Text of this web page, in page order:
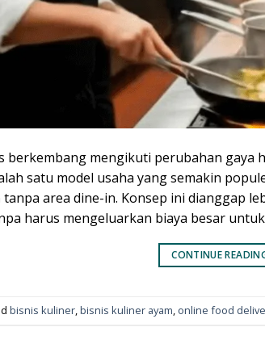
berkembang mengikuti perubahan gaya
satu model usaha yang semakin
area dine-in. Konsep ini dianggap
harus mengeluarkan biaya besar
CONTINUE
bisnis kuliner,bisnis kuliner ayam, online food